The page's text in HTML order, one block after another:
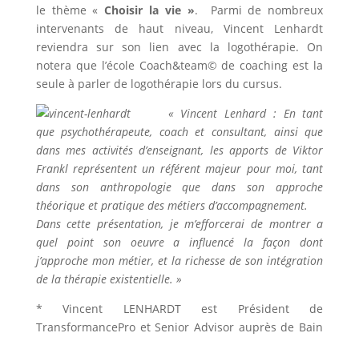
le thème «Choisir la vie ». Parmi de nombreux
intervenants de haut niveau, Vincent Lenhardt
reviendra sur son lien avec la logothérapie. On
notera que l’école Coach&team© de coaching est la
seule à parler de logothérapie lors du cursus.
« Vincent Lenhard : En tant
que psychothérapeute, coach et consultant, ainsi que
dans mes activités d’enseignant, les apports de Viktor
Frankl représentent un référent majeur pour moi, tant
dans son anthropologie que dans son approche
théorique et pratique des métiers d’accompagnement.
Dans cette présentation, je m’efforcerai de montrer a
quel point son oeuvre a influencé la façon dont
j’approche mon métier, et la richesse de son intégration
de la thérapie existentielle. »
* Vincent LENHARDT est Président de
TransformancePro et Senior Advisor auprès de Bain